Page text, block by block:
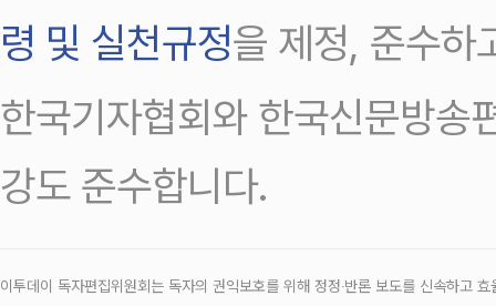
령 및 실천규정을 제정, 준수하
한국기자협회와 한국신문방송
강도 준수합니다.
이투데이 독자편집위원회는 독자의 권익보호를 위해 정정‧반론 보도를 신속하고